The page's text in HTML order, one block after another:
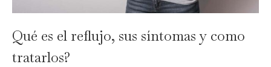
Qué es el reflujo, sus síntomas y como
tratarlos?